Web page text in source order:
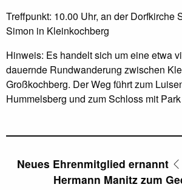
Treffpunkt: 10.00 Uhr, an der Dorfkirche
Simon in Kleinkochberg
Hinweis: Es handelt sich um eine etwa
dauernde Rundwanderung zwischen
Großkochberg. Der Weg führt zum
Hummelsberg und zum Schloss mit
Neues Ehrenmitglied ernannt
Hermann Manitz zum